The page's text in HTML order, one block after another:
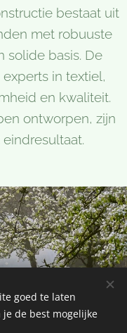
bestaat uit
met robuuste
solide basis. De
in textiel,
en kwaliteit.
ontworpen, zijn
goed te laten
de best mogelijke